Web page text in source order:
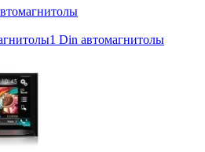
1 Din автомагнитолы